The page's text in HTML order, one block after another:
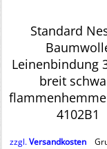
Standard
Leinenbindung
breit
4102B1
zzgl.Versandkosten